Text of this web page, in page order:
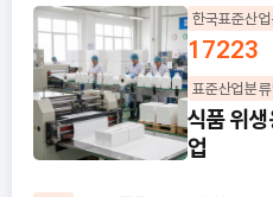
한국표준산
17223
표준산업분
식품 위
업